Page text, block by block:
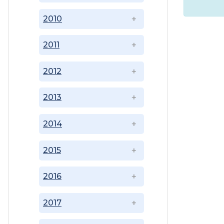
2010
2011
2012
2013
2014
2015
2016
2017